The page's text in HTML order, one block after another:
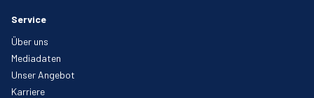
Service
Über uns
Mediadaten
Unser Angebot
Karriere